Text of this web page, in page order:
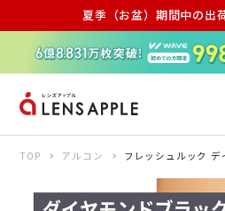
夏季（お盆）期間中の出
アキュビュー メダ
TOP アルコン フレッシュルック